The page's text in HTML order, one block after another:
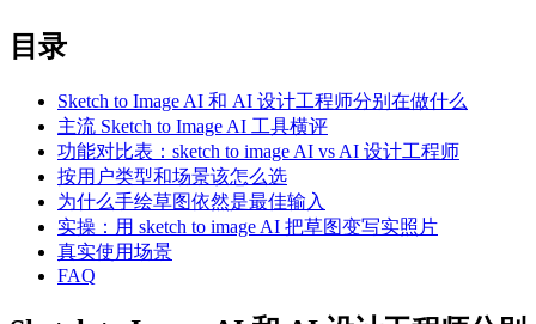
目录
Sketch to Image AI 和 AI 设计工程师分别在做什么
主流 Sketch to Image AI 工具横评
功能对比表：sketch to image AI vs AI 设计工程师
按用户类型和场景该怎么选
为什么手绘草图依然是最佳输入
实操：用 sketch to image AI 把草图变写实照片
真实使用场景
FAQ